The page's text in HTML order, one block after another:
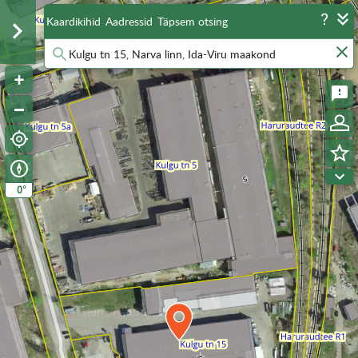
0°
Kaardikihid Aadressid Täpsem otsing